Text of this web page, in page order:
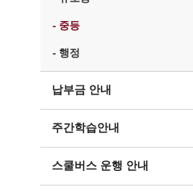
- 중등
- 행정
납부금 안내
주간학습안내
스쿨버스 운행 안내